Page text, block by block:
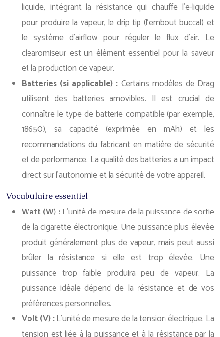
liquide, intégrant la résistance qui chauffe l’e-liquide
pour produire la vapeur, le drip tip (l’embout buccal) et
le système d’airflow pour réguler le flux d’air. Le
clearomiseur est un élément essentiel pour la saveur
et la production de vapeur.
Batteries (si applicable) : Certains modèles de Drag
utilisent des batteries amovibles. Il est crucial de
connaître le type de batterie compatible (par exemple,
18650), sa capacité (exprimée en mAh) et les
recommandations du fabricant en matière de sécurité
et de performance. La qualité des batteries a un impact
direct sur l’autonomie et la sécurité de votre appareil.
Vocabulaire essentiel
Watt (W) :L’unité de mesure de la puissance de sortie
de la cigarette électronique. Une puissance plus élevée
produit généralement plus de vapeur, mais peut aussi
brûler la résistance si elle est trop élevée. Une
puissance trop faible produira peu de vapeur. La
puissance idéale dépend de la résistance et de vos
préférences personnelles.
Volt (V) :L’unité de mesure de la tension électrique. La
tension est liée à la puissance et à la résistance par la